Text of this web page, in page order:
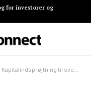
for investorer og
fintech-virksomhed kan få betydning for dansk detail